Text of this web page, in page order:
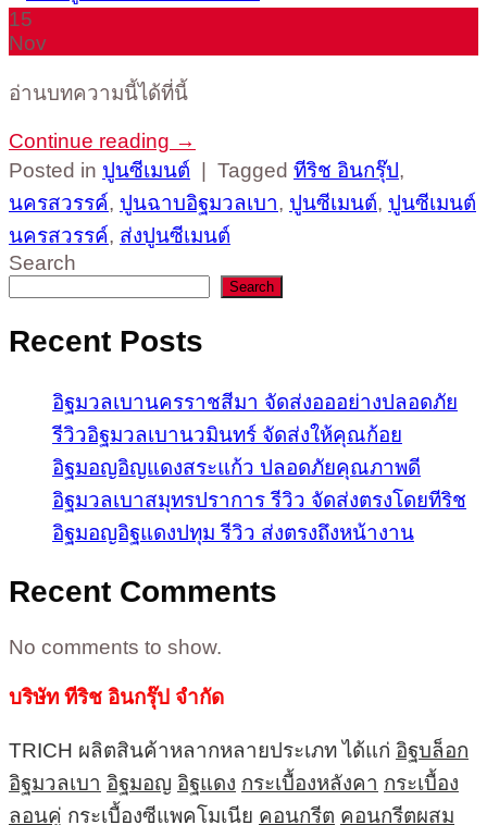
15
Nov
อ่านบทความนี้ได้ที่นี้
Continue reading →
Posted in ปูนซีเมนต์ Tagged ทีริช อินกรุ๊ป,
นครสวรรค์, ปูนฉาบอิฐมวลเบา, ปูนซีเมนต์, ปูนซีเมนต์
นครสวรรค์, ส่งปูนซีเมนต์
Search
Search
Recent Posts
อิฐมวลเบานครราชสีมา จัดส่งอออย่างปลอดภัย
รีวิวอิฐมวลเบานวมินทร์ จัดส่งให้คุณก้อย
อิฐมอญอิญแดงสระแก้ว ปลอดภัยคุณภาพดี
อิฐมวลเบาสมุทรปราการ รีวิว จัดส่งตรงโดยทีริช
อิฐมอญอิฐแดงปทุม รีวิว ส่งตรงถึงหน้างาน
Recent Comments
No comments to show.
บริษัท ทีริช อินกรุ๊ป จำกัด
TRICH ผลิตสินค้าหลากหลายประเภท ได้แก่ อิฐบล็อก
อิฐมวลเบา อิฐมอญ อิฐแดง กระเบื้องหลังคา กระเบื้อง
ลอนคู่ กระเบื้องซีแพคโมเนีย คอนกรีต คอนกรีตผสม